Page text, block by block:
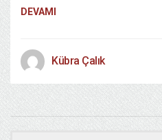
DEVAMI
Kübra Çalık